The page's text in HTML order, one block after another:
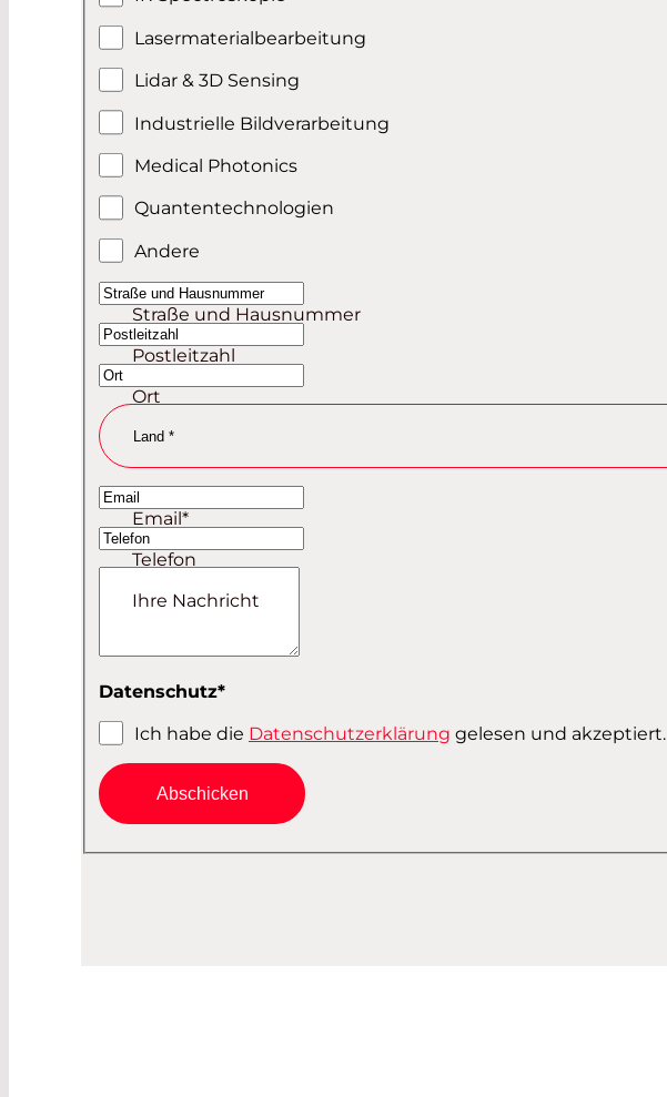
Lasermaterialbearbeitung
Lidar & 3D Sensing
Industrielle Bildverarbeitung
Medical Photonics
Quantentechnologien
Andere
Straße und Hausnummer
Postleitzahl
Ort
Land *
Germany
Austria
Switzerland
Email*
Telefon
Ihre Nachricht
Datenschutz*
Ich habe die Datenschutzerklärung gelesen und akzeptiert.
Abschicken